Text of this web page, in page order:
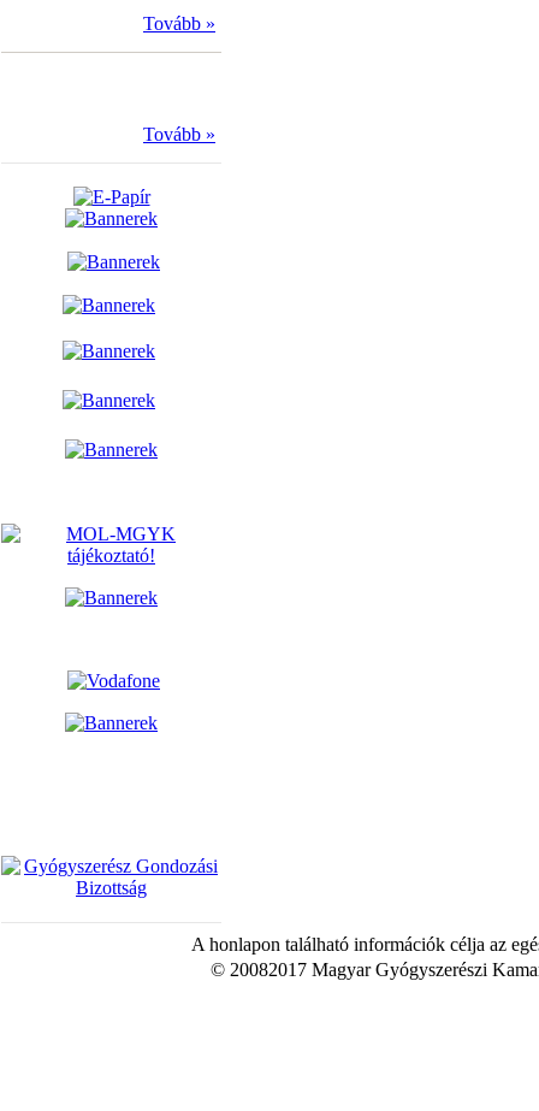
Tovább »
Tovább »
A honlapon található információk célja az
© 20082017 Magyar Gyógyszerészi